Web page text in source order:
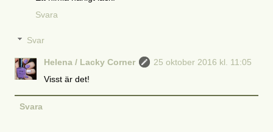
Svara
Svar
Helena / Lacky Corner
25 oktober 2016 kl. 11:05
Visst är det!
Svara